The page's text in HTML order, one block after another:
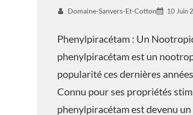
Domaine-Sanvers-Et-Cotton 10 Juin
Phenylpiracétam : Un
phenylpiracétam est un
popularité ces dernières
Connu pour ses propriétés
phenylpiracétam est devenu